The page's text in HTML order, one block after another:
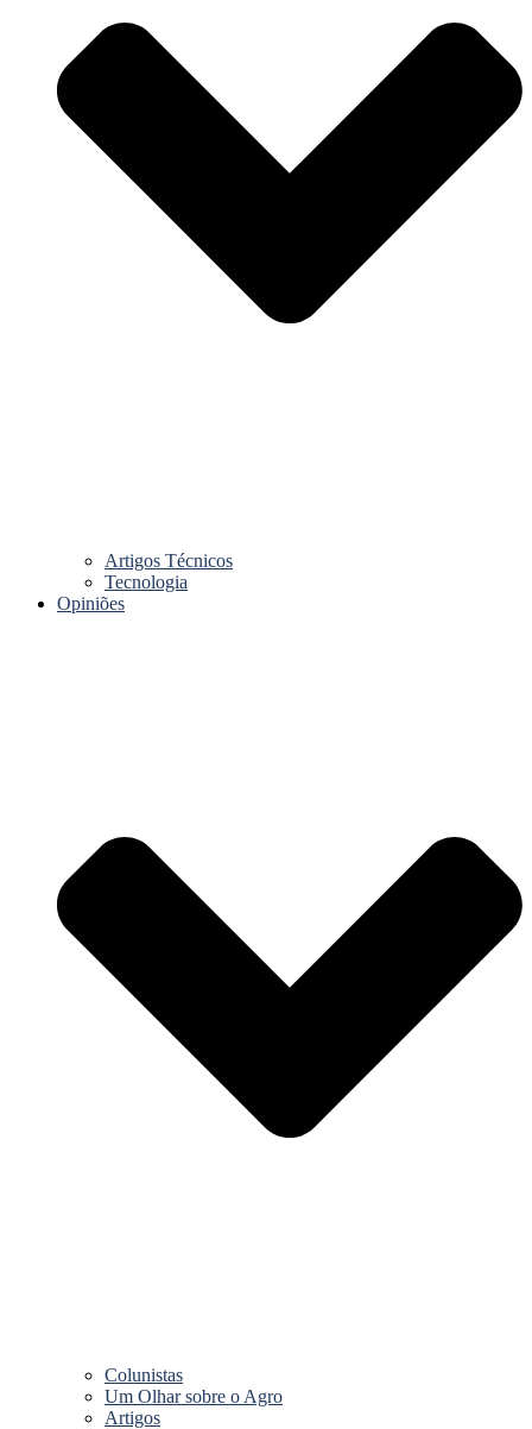
Artigos Técnicos
Tecnologia
Opiniões
Colunistas
Um Olhar sobre o Agro
Artigos